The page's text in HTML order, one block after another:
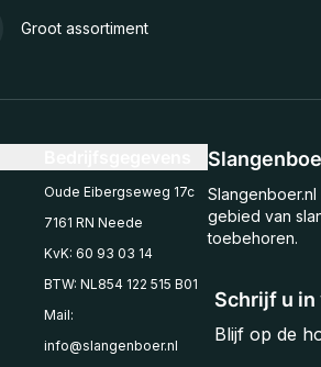
Groot assortiment
Schrijf u
Blijf op de
gebied van
toebehoren.
Oude Eibergseweg 17c
7161 RN Neede
KvK: 60 93 03 14
BTW: NL854 122 515 B01
Mail:
info@slangenboer.nl